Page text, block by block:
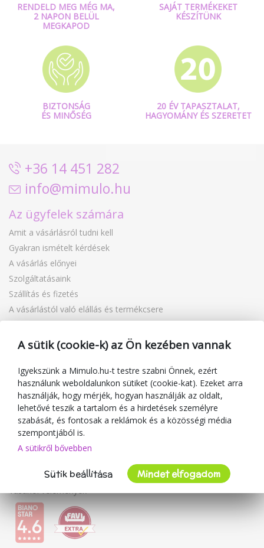
RENDELD MEG MÉG MA,
2 NAPON BELÜL
MEGKAPOD
SAJÁT TERMÉKEKET
KÉSZÍTÜNK
BIZTONSÁG
ÉS MINŐSÉG
20 ÉV TAPASZTALAT,
HAGYOMÁNY ÉS SZERETET
+36 14 451 282
info@mimulo.hu
Az ügyfelek számára
Amit a vásárlásról tudni kell
Gyakran ismételt kérdések
A vásárlás előnyei
Szolgáltatásaink
Szállítás és fizetés
A vásárlástól való elállás és termékcsere
Reklamáció
Ajándékutalványok
Blog
A kereskedőről
Mimulo.hu
Felhasználási feltételek
Adatvédelmi irányelvek
Együttműködés
Vásárlói vélemények
A sütik (cookie-k) az Ön kezében vannak
Igyekszünk a Mimulo.hu-t testre szabni Önnek, ezért
használunk weboldalunkon sütiket (cookie-kat). Ezeket arra
használják, hogy mérjék, hogyan használják az oldalt,
lehetővé teszik a tartalom és a hirdetések személyre
szabását, és fontosak a reklámok és a közösségi média
szempontjából is.
A sütikről bővebben
Sütik beállítása Mindet elfogadom